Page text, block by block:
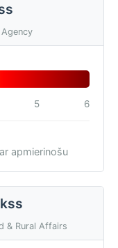
5 6
apmierinošu
& Rural Affairs